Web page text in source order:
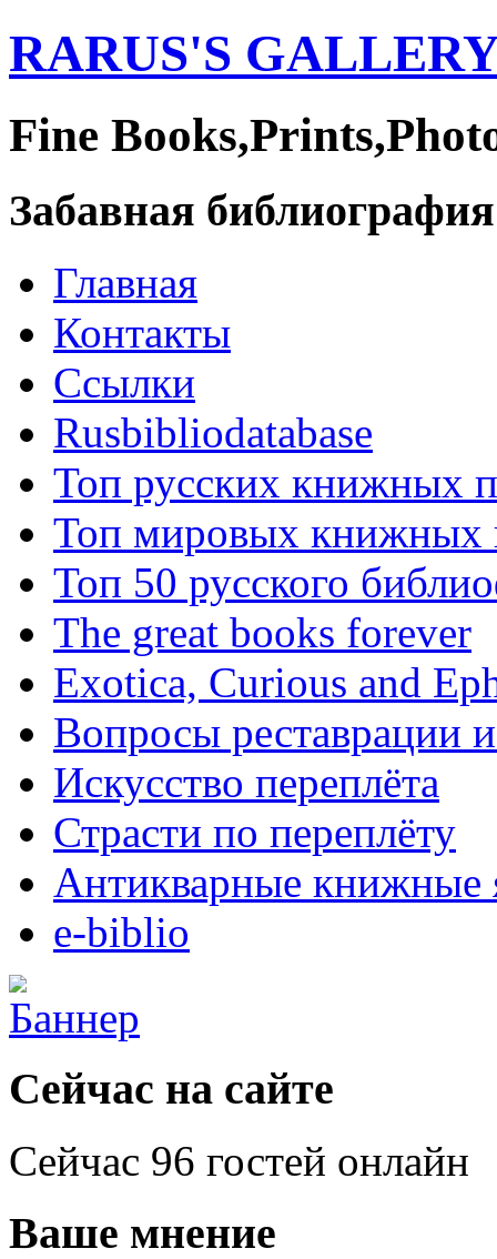
RARUS'S
Fine
Забавная библиография
Главная
Контакты
Ссылки
Rusbibliodatabase
Топ русских книжных
Топ мировых книжных
Топ 50 русского
The great books forever
Exotica, Curious and
Вопросы реставрации
Искусство переплёта
Страсти по переплёту
Антикварные книжные
e-biblio
Сейчас на сайте
Сейчас 96 гостей онлайн
Ваше мнение